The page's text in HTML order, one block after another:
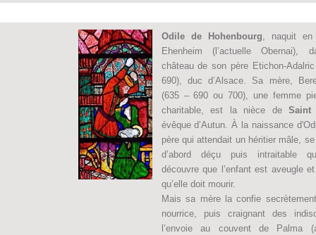
Odile de Hohenbourg, naquit
Ehenheim (l’actuelle Obernai),
château de son père Etichon-
690), duc d’Alsace. Sa mère,
(635 – 690 ou 700), une femme
charitable, est la nièce deSaint
évêque d’Autun. À la naissance
père qui attendait un héritier mâle,
d’abord déçu puis intraitable
découvre que l’enfant est aveugle
qu’elle doit mourir.
Mais sa mère la confie
nourrice, puis craignant des
l’envoie au couvent de Palma